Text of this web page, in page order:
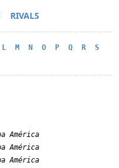
RIVALS
L M N O P Q R
S
América
América
América